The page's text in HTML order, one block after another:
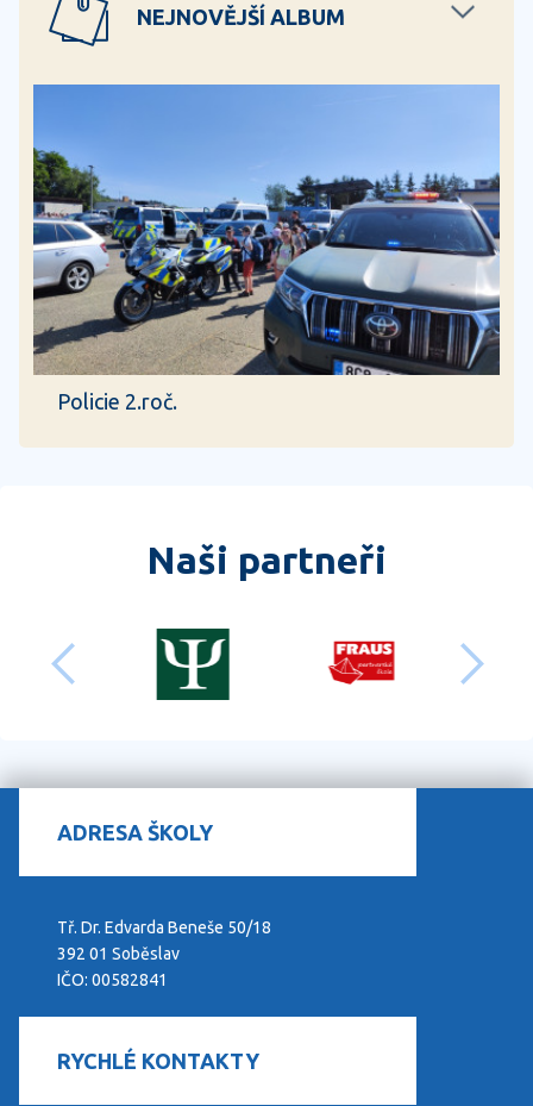
NEJNOVĚJŠÍ ALBUM
Policie 2.roč.
Naši partneři
předchozí
ADRESA ŠKOLY
Tř. Dr. Edvarda Beneše 50/18
392 01 Soběslav
IČO: 00582841
RYCHLÉ KONTAKTY